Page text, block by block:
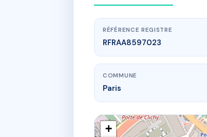
RÉFÉRENCE REGISTRE
RFRAA8597023
COMMUNE
Paris
+